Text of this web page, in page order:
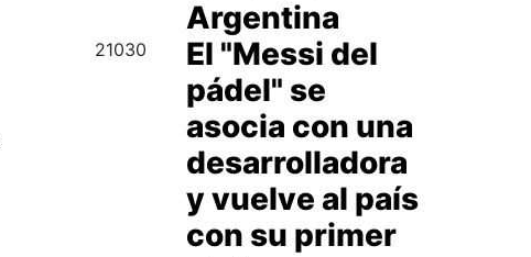
Argentina
21030
El "Messi del
pádel" se
asocia con una
desarrolladora
y vuelve al país
con su primer